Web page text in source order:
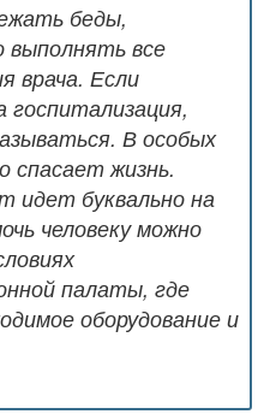
беды,
выполнять все
врача. Если
госпитализация,
В особых
спасает жизнь.
идет буквально на
человеку можно
палаты, где
оборудование и